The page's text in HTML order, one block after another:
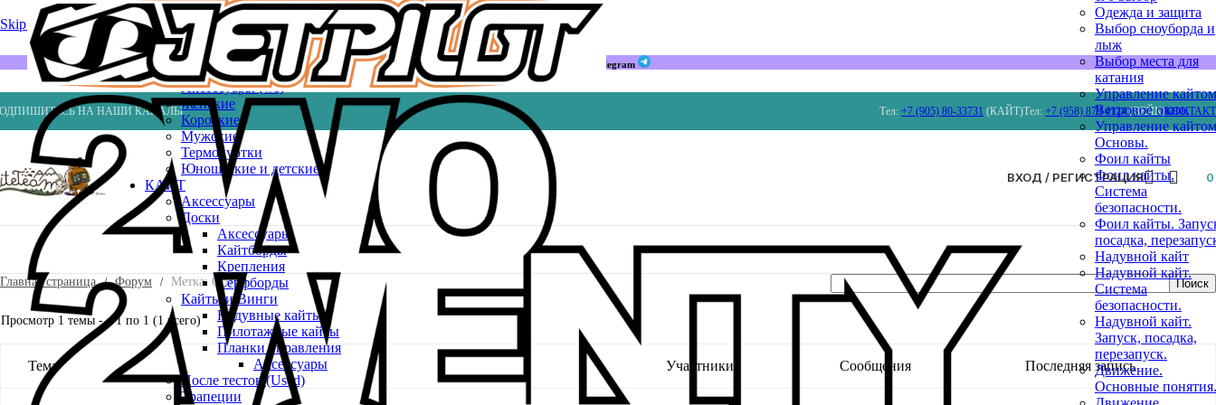
Skip to navigation Skip to main content
Мы в Telegram
НА НАШИ КАНАЛЫ Тел: +7 (905) 80-33731 (КАЙТ)Тел: +7 (958) 879 4124(ВЕЙК)
Весла
Насосы
ВЕЙК
Шлемы
ГИДРОКОСТЮМЫ
Аксессуары (ws)
Женские
Короткие
Мужские
Термокуртки
Юношеские и детские
КАЙТ
Аксессуары
Доски
Аксессуары
Кайтборды
Крепления
Серфборды
Кайты и Винги
Надувные кайты
Пилотажные кайты
Планки управления
Аксессуары
После тестов (Used)
Трапеции
ВХОД / РЕГИСТРАЦИЯ 0
Одежда и защита
Выбор сноуборда и
лыж
Выбор места для
катания
Управление
Ветровое окно.
Управление
Основы.
Фоил кайты
Фоил кайты.
Система
безопасности.
Фоил кайты.
посадка,
Надувной кайт
Надувной кайт.
Система
безопасности.
Надувной кайт.
Запуск, посадка,
перезапуск.
Движение.
Основные понятия.
Главная страница Форум Метка: Griffin
Просмотр 1 темы - с 1 по 1 (1 всего)
Тема Участники Сообщения Последняя запись